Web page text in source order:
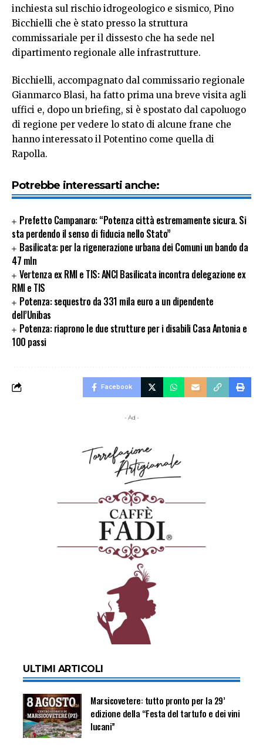
inchiesta sul rischio idrogeologico e sismico, Pino
Bicchielli che è stato presso la struttura
commissariale per il dissesto che ha sede nel
dipartimento regionale alle infrastrutture.
Bicchielli, accompagnato dal commissario regionale
Gianmarco Blasi, ha fatto prima una breve visita agli
uffici e, dopo un briefing, si è spostato dal capoluogo
di regione per vedere lo stato di alcune frane che
hanno interessato il Potentino come quella di
Rapolla.
Potrebbe interessarti anche:
Prefetto Campanaro: “Potenza città estremamente sicura. Si
sta perdendo il senso di fiducia nello Stato”
Basilicata: per la rigenerazione urbana dei Comuni un bando da
47 mln
Vertenza ex RMI e TIS: ANCI Basilicata incontra delegazione ex
RMI e TIS
Potenza: sequestro da 331 mila euro a un dipendente
dell’Unibas
Potenza: riaprono le due strutture per i disabili Casa Antonia e
100 passi
Facebook
- Ad -
ULTIMI ARTICOLI
Marsicovetere: tutto pronto per la 29’
edizione della “Festa del tartufo e dei vini
lucani”